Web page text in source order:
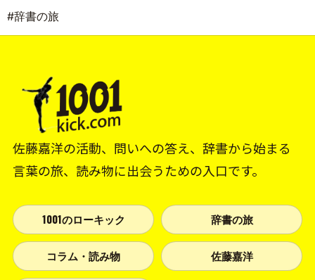
#辞書の旅
佐藤嘉洋の活動、問いへの答え、辞書から始まる
言葉の旅、読み物に出会うための入口です。
1001のローキック 辞書の旅
コラム・読み物 佐藤嘉洋